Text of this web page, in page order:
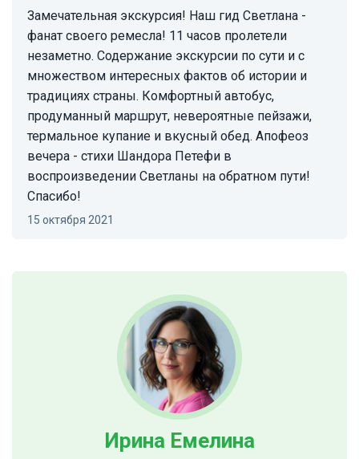
Замечательная экскурсия! Наш гид Светлана -
фанат своего ремесла! 11 часов пролетели
незаметно. Содержание экскурсии по сути и с
множеством интересных фактов об истории и
традициях страны. Комфортный автобус,
продуманный маршрут, невероятные пейзажи,
термальное купание и вкусный обед. Апофеоз
вечера - стихи Шандора Петефи в
воспроизведении Светланы на обратном пути!
Спасибо!
15 октября 2021
Ирина Емелина